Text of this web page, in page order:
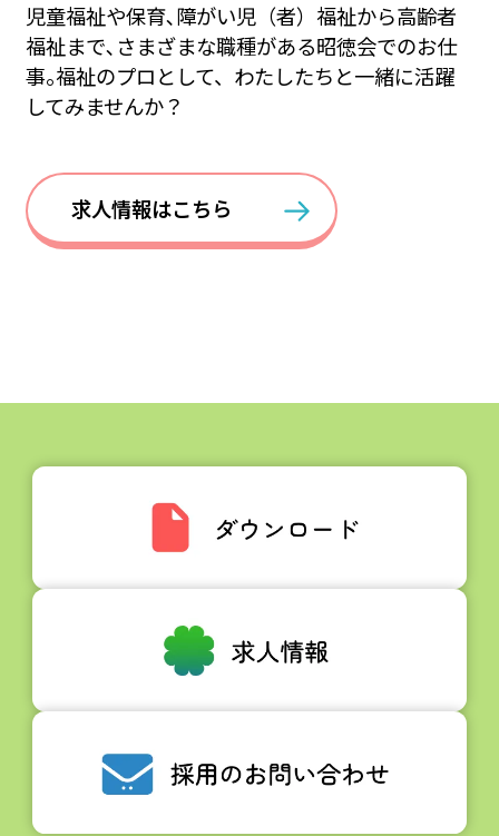
児童福祉や保育､障がい児（者）福祉から高齢者
福祉まで､さまざまな職種がある昭徳会でのお仕
事｡福祉のプロとして、わたしたちと一緒に活躍
してみませんか？
求人情報はこちら